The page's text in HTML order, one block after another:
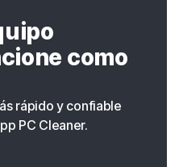
como
rápido y confiable
PC Cleaner.